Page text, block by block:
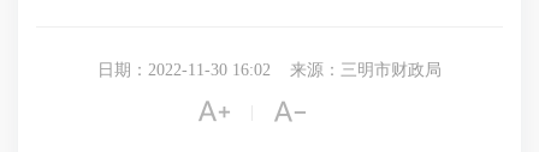
日期：2022-11-30 16:02 来源：三明市财政局
 